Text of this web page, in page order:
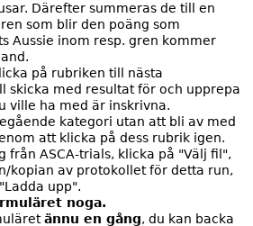
Därefter summeras de till en
som blir den poäng som
Aussie inom resp. gren kommer
på rubriken till nästa
skicka med resultat för och upprepa
ville ha med är inskrivna.
kategori utan att bli av med
att klicka på dess rubrik igen.
från ASCA-trials, klicka på "Välj fil",
kopian av protokollet för detta run,
upp".
noga.
ännu en gång, du kan backa